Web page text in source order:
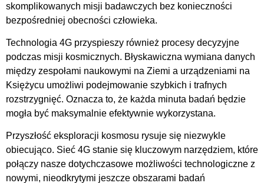
skomplikowanych misji badawczych bez konieczności
bezpośredniej obecności człowieka.
Technologia 4G przyspieszy również procesy decyzyjne
podczas misji kosmicznych. Błyskawiczna wymiana danych
między zespołami naukowymi na Ziemi a urządzeniami na
Księżycu umożliwi podejmowanie szybkich i trafnych
rozstrzygnięć. Oznacza to, że każda minuta badań będzie
mogła być maksymalnie efektywnie wykorzystana.
Przyszłość eksploracji kosmosu rysuje się niezwykle
obiecująco. Sieć 4G stanie się kluczowym narzędziem, które
połączy nasze dotychczasowe możliwości technologiczne z
nowymi, nieodkrytymi jeszcze obszarami badań